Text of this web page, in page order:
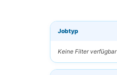
Jobtyp
Keine Filter verfügbar